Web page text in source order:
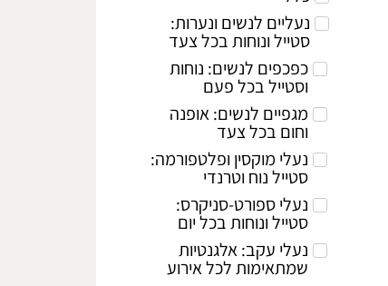
נעליים לנשים ונערות:
סטייל ונוחות בכל צעד
כפכפים לנשים: נוחות
וסטייל בכל פעם
מגפיים לנשים: אופנה
וחום בכל צעד
נעלי מוקסין ופלטפורמה:
סטייל נוח וטרנדי
נעלי ספורט-סניקרס:
סטייל ונוחות בכל יום
נעלי עקב: אלגנטיות
שמתאימות לכל אירוע